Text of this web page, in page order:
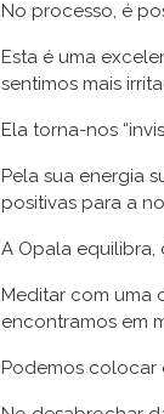
No processo, é
Esta é uma
sentimos mais
Ela torna-nos
Pela sua energia
positivas para a
A Opala equilibra,
Meditar com uma
encontramos em
Podemos colocar